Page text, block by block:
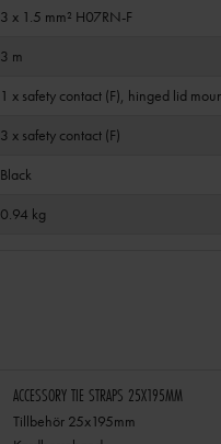
3 x 1.5 mm² H07RN-F
3 m
1 x safety contact (F), hinged lid
3 x safety contact (F)
Black
0.94 kg
ACCESSORY TIE STRAPS 25X195MM
Tillbehör 25x195mm